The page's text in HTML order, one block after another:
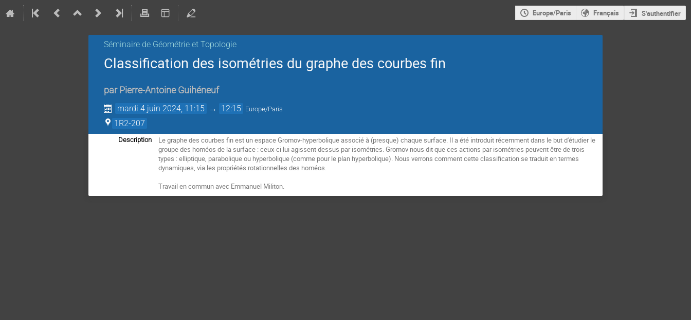
Europe/Paris Français S'authentifier
Séminaire de Géométrie et Topologie
Classification des isométries du graphe des courbes fin
par Pierre-Antoine Guihéneuf
mardi 4 juin 2024, 11:15 → 12:15 Europe/Paris
1R2-207
Description
Le graphe des courbes fin est un espace Gromov-hyperbolique associé à (presque) chaque surface. Il a été introduit récemment dans le but d'étudier le
groupe des homéos de la surface : ceux-ci lui agissent dessus par isométries. Gromov nous dit que ces actions par isométries peuvent être de trois
types : elliptique, parabolique ou hyperbolique (comme pour le plan hyperbolique). Nous verrons comment cette classification se traduit en termes
dynamiques, via les propriétés rotationnelles des homéos.
Travail en commun avec Emmanuel Militon.